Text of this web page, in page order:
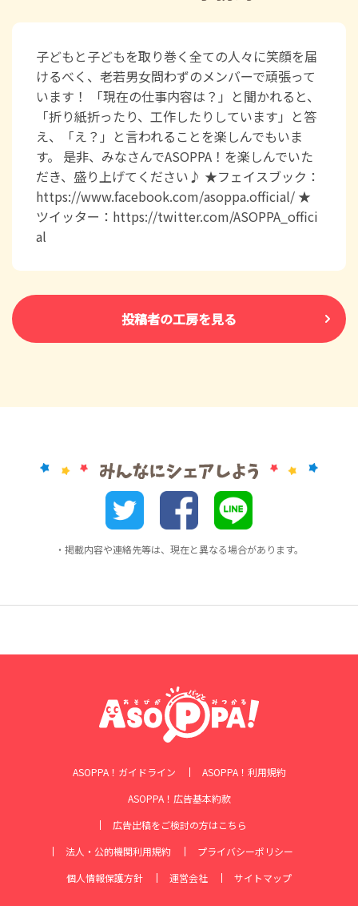
子どもと子どもを取り巻く全ての人々に笑顔を届
けるべく、老若男女問わずのメンバーで頑張って
います！ 「現在の仕事内容は？」と聞かれると、
「折り紙折ったり、工作したりしています」と答
え、「え？」と言われることを楽しんでもいま
す。 是非、みなさんでASOPPA！を楽しんでいた
だき、盛り上げてください♪ ★フェイスブック：
https://www.facebook.com/asoppa.official/ ★
ツイッター：https://twitter.com/ASOPPA_offici
al
投稿者の工房を見る
・掲載内容や連絡先等は、現在と異なる場合があります。
ASOPPA！ガイドライン
ASOPPA！利用規約
ASOPPA！広告基本約款
広告出稿をご検討の方はこちら
法人・公的機関利用規約
プライバシーポリシー
個人情報保護方針
運営会社 サイトマップ